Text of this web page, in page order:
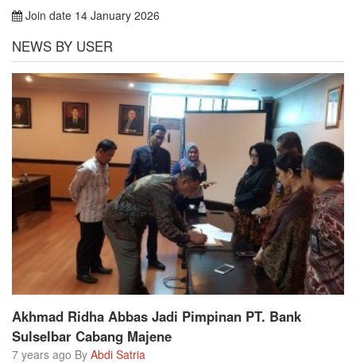
Join date 14 January 2026
NEWS BY USER
Akhmad Ridha Abbas Jadi Pimpinan PT. Bank
Sulselbar Cabang Majene
7 years ago By Abdi Satria